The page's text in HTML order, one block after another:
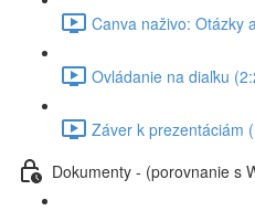
Canva naživo: Otázky
Ovládanie na diaľku
Záver k prezentáciám
Dokumenty - (porovnanie s